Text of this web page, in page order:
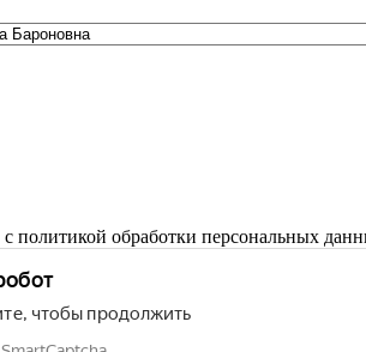
с политикой обработки персональных